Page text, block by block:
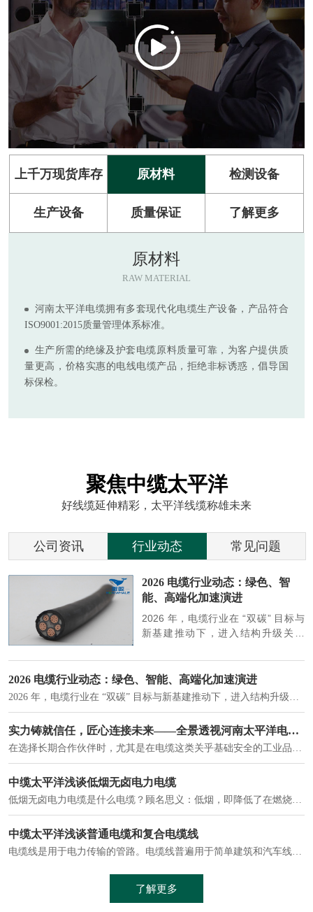
上千万现货库存 原材料 检测设备
生产设备 质量保证 了解更多
原材料
RAW MATERIAL
河南太平洋电缆拥有多套现代化电缆生产设备，产品符合
ISO9001:2015质量管理体系标准。
生产所需的绝缘及护套电缆原料质量可靠，为客户提供质
量更高，价格实惠的电线电缆产品，拒绝非标诱惑，倡导国
标保检。
聚焦中缆太平洋
好线缆延伸精彩，太平洋线缆称雄未来
公司资讯 行业动态 常见问题
2026 电缆行业动态：绿色、智
能、高端化加速演进
2026 年，电缆行业在 “双碳” 目标与
新基建推动下，进入结构升级关键
大清晰趋势，市场格局持续优化。
2026 电缆行业动态：绿色、智能、高端化加速演进
实力铸就信任，匠心连接未来——全景透视河南太平洋电缆厂
在选择长期合作伙伴时，尤其是在电缆这类关乎基础安全的工业品上，供应商的“内在实力”远比一纸报价单更重要。今天，我们邀请您“云参观”河南太平洋电缆厂，透过每一个细节，看我们如何将“可靠”二字，铸入每一米电缆。
中缆太平洋浅谈低烟无卤电力电缆
低烟无卤电力电缆是什么电缆？顾名思义：低烟，即降低了在燃烧时有害物体的产生；卤素对于人体来说是一种有毒气体，无卤就是没有毒气体的释放，通常是针对电缆遇火灾时而言的。低烟无卤电力电缆又可以称之为环保电缆，低烟无卤电缆大多数用于医院和对环境卫生要求比较严格的地方。
中缆太平洋浅谈普通电缆和复合电缆线
电缆线是用于电力传输的管路。电缆线普遍用于简单建筑和汽车线材，作为能源输送缆线，电缆线的复杂结构勿庸置疑。根据目标功能，电缆线具有以下一些特点：建筑用和车用线材要求轻质、大批量生产、价格低廉、具有相当的电学和力学性能和长时间的耐老化性能；工业用线材必须具有符合客户要求的性能；
了解更多